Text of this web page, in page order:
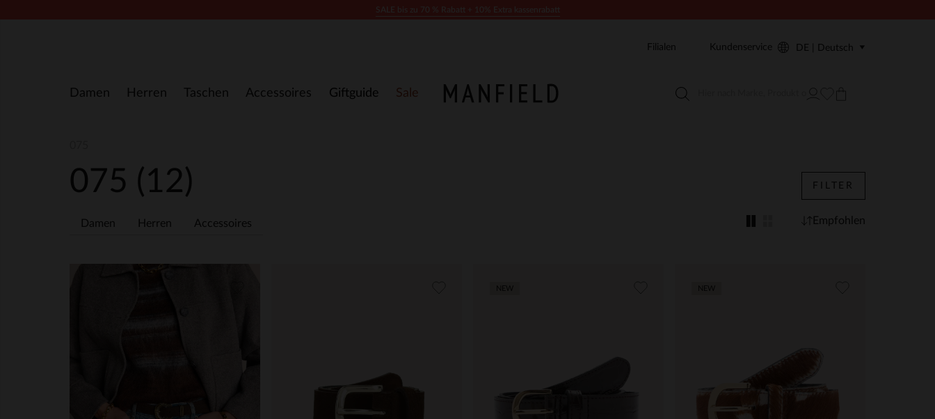
Damen Herren Taschen Accessoires Giftguide Sale
Filialen Kundenservice DE | Deutsch
075 (12)
Damen Herren Accessoires
FILTER
Empfohlen